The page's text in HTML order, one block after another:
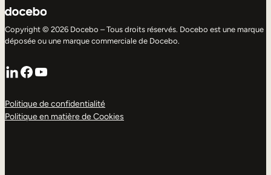
Copyright © 2026 Docebo – Tous droits réservés. Docebo est une marque
déposée ou une marque commerciale de Docebo.
LinkedIn
Facebook
YouTube
Politique de confidentialité
Politique en matière de Cookies